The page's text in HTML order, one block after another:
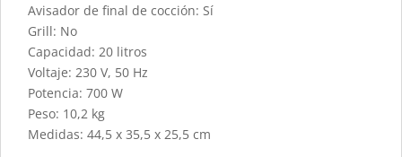
Avisador de final de cocción: Sí
Grill: No
Capacidad: 20 litros
Voltaje: 230 V, 50 Hz
Potencia: 700 W
Peso: 10,2 kg
Medidas: 44,5 x 35,5 x 25,5 cm